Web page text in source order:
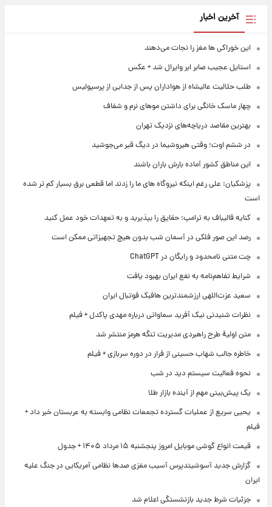
آخرین اخبار
این خوراکی ها مغز را نجات می‌دهند
استایل عجیب صابر ابر وایرال شد + عکس
طلب حلالیت عالیشاه از هواداران پس از جدایی از پرسپولیس
چهار ماسک خانگی برای داشتن موهای نرم و شفاف
بهترین مقاصد دریاچه‌های نزدیک تهران
در ششم اوت؛ وقتی هیروشیما در دیگ قیر می‌جوشید
این مناطق کشور آماده بارش باران باشند
پزشکیان: علی رغم اینکه نیروگاه های ما را زدند اما قطعی برق بسیار کم تر شده
است
کنایه قالیباف به ترامپ: حقایق را بپذیرید و به تعهدات خود عمل کنید
رصد این صور فلکی در آسمان شب بدون هیچ تجهیزاتی ممکن است
چت متنی نامحدود و رایگان در ChatGPT
شرایط تفاهم‌نامه به نفع ایران بهبود یافت
سعید عزت‌اللهی ارزشمندترین هافبک فوتبال ایران
نظرات شنیدنی نیک آفرید سماواتی درباره مهدی پاکدل + فیلم
متن اولیۀ طرح راهبردی مدیریت تنگه هرمز منتشر شد
خاطره جالب شهاب حسینی از فرار در دوره سربازی + فیلم
نحوه فعالیت سیستم دید در شب
یک پیش‌بینی مهم از آینده بازار طلا
یحیی سریع از عملیات گسترده تجمعات نظامی وابسته به عربستان خبر داد +
فیلم
قیمت انواع گوشی موبایل امروز پنجشنبه ۱۵ مرداد ۱۴۰۵ + جدول
گزارش جدید آسوشیتدپرس آسیب مغزی صدها نظامی آمریکایی در جنگ علیه
ایران
جزئیات شرط جدید بازنشستگی اعلام شد